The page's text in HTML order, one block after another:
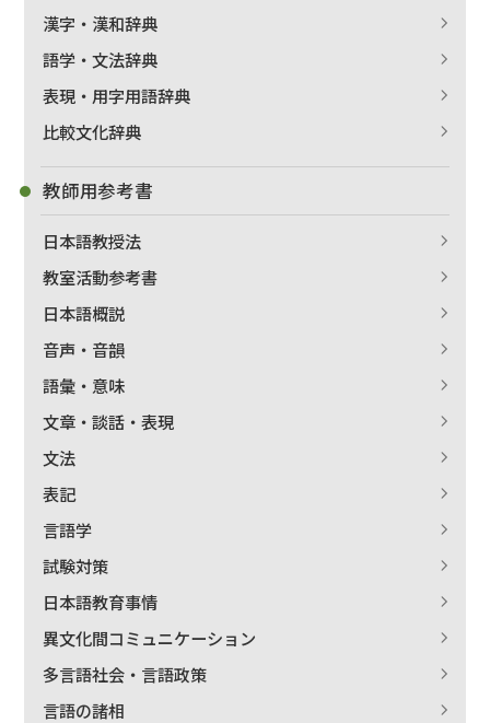
漢字・漢和辞典
語学・文法辞典
表現・用字用語辞典
比較文化辞典
教師用参考書
日本語教授法
教室活動参考書
日本語概説
音声・音韻
語彙・意味
文章・談話・表現
文法
表記
言語学
試験対策
日本語教育事情
異文化間コミュニケーション
多言語社会・言語政策
言語の諸相